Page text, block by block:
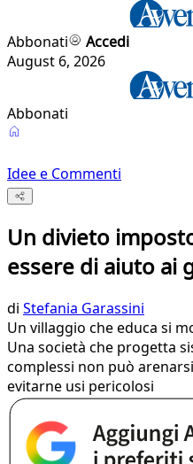
Abbonati
Accedi
August 6, 2026
Abbonati
Idee e Commenti
Un divieto
essere di aiuto ai
di Stefania Garassini
Un villaggio che educa si
Una società che progetta
complessi non può
evitarne usi pericolosi